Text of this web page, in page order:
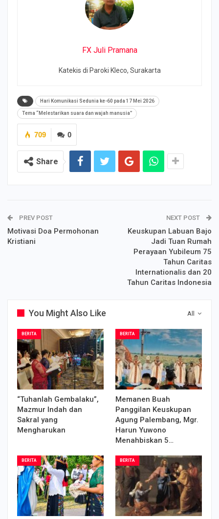
FX Juli Pramana
Katekis di Paroki Kleco, Surakarta
Hari Komunikasi Sedunia ke-60 pada 17 Mei 2026
Tema “Melestarikan suara dan wajah manusia”
0
709
Share
PREV POST
Motivasi Doa Permohonan
Kristiani
NEXT POST
Keuskupan Labuan Bajo
Jadi Tuan Rumah
Perayaan Yubileum 75
Tahun Caritas
Internationalis dan 20
Tahun Caritas Indonesia
All
You Might Also Like
BERITA
“Tuhanlah Gembalaku”,
Mazmur Indah dan
Sakral yang
Mengharukan
BERITA
Memanen Buah
Panggilan Keuskupan
Agung Palembang, Mgr.
Harun Yuwono
Menahbiskan 5…
BERITA BERITA